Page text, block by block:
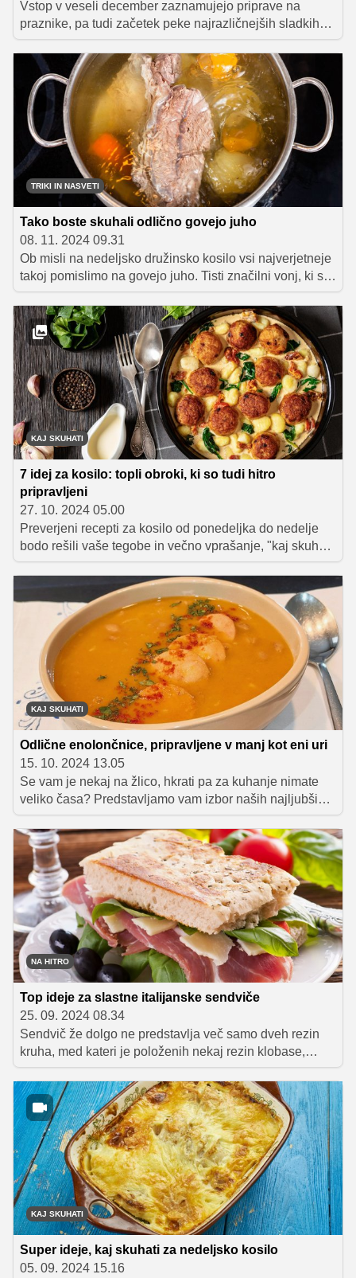
Vstop v veseli december zaznamujejo priprave na
praznike, pa tudi začetek peke najrazličnejših sladkih
dobrot. Na jedilnikih se pogosteje pojavijo krepke
enolončnice in najrazličnejše jedi iz pečice, začetka
zimskega obdobja pa si tudi skorajda ne znamo
predstavljati brez jedi iz kislega zelja. Da vam malce
olajšamo razmišljanje, kaj v decembru skuhati za kosilo,
vam v nadaljevanju ponujamo nekaj najbolj priljubljenih
jedi, nad katerimi se v najbolj prazničnem mesecu
navdušujejo naši bralci.
TRIKI IN NASVETI
Tako boste skuhali odlično govejo juho
08. 11. 2024 09.31
Ob misli na nedeljsko družinsko kosilo vsi najverjetneje
takoj pomislimo na govejo juho. Tisti značilni vonj, ki se
vije iz kuhinje in ki nam pravi, da nas čaka dobro
domače kosilo. Njena priprava ni zapletena, vendar pa
si moramo vzeti čas. Glavne sestavine so določene,
poleg njih pa ima vsaka gospodinja še kakšno drobno
skrivnost, ki njeno govejo juho naredi posebno in
predvsem drugačno od sosedine. Čar goveje juhe je
namreč ravno v tem, da ni zapisanega pravila, kakšna
mora biti prava goveja juha, ampak si vsak kuhar lahko
ustvari takšno, kot ustreza njemu.
KAJ SKUHATI
7 idej za kosilo: topli obroki, ki so tudi hitro
pripravljeni
27. 10. 2024 05.00
Preverjeni recepti za kosilo od ponedeljka do nedelje
bodo rešili vaše tegobe in večno vprašanje, "kaj skuhati
danes".
KAJ SKUHATI
Odlične enolončnice, pripravljene v manj kot eni uri
15. 10. 2024 13.05
Se vam je nekaj na žlico, hkrati pa za kuhanje nimate
veliko časa? Predstavljamo vam izbor naših najljubših
enolončnic, pripravljenih v manj kot eni uri in primernih
tako za kosilo kot tudi za večerjo.
NA HITRO
Top ideje za slastne italijanske sendviče
25. 09. 2024 08.34
Sendvič že dolgo ne predstavlja več samo dveh rezin
kruha, med kateri je položenih nekaj rezin klobase,
salame in sira, zato vam ponujamo nekaj idej za
pripravo sendvičev iz različnih kuhinj sveta.
KAJ SKUHATI
Super ideje, kaj skuhati za nedeljsko kosilo
05. 09. 2024 15.16